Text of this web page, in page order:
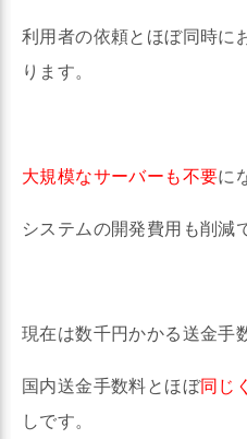
利用者の依頼とほぼ同時に
ります。
大規模なサーバーも不要に
システムの開発費用も削減
現在は数千円かかる送金手
国内送金手数料とほぼ同じ
しです。